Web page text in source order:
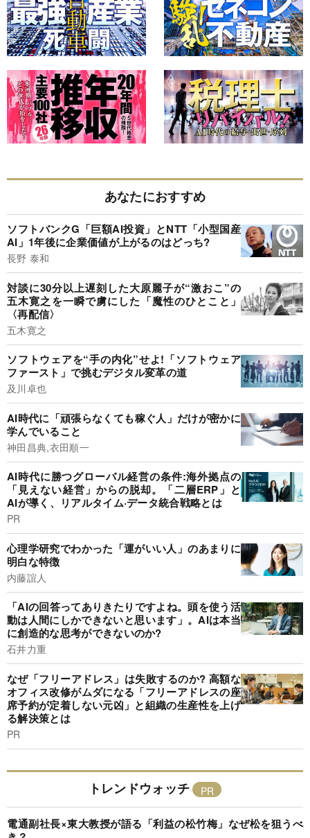
あなたにおすすめ
ソフトバンクG「巨額AI投資」とNTT「小型国産
AI」1年後に企業価値が上がるのはどっち?
長野 泰和
対談に30分以上遅刻した大原麗子が“激おこ”の
五木寛之を一瞬で虜にした「魔性のひとこと」
〈再配信〉
五木寛之
ソフトウェアを“手の内化”せよ!「ソフトウェア
ファースト」で挑むデジタル変革の道
及川卓也
AI時代に「頑張らなくても稼ぐ人」だけが密かに
学んでいること
神田昌典,衣田順一
AI時代に勝つグローバル経営の条件:海外拠点の
「見えない経営」からの脱却。「二層ERP」と
AIが導く、リアルタイム·データ統合戦略とは
PR
心理学研究でわかった「運がいい人」のあまりに
明白な特徴
内藤誼人
「AIの回答ってありきたりですよね。頭を使う活
動は人間にしかできないと思います」。AIは本当
に創造的な思考ができないのか?
石井力重
なぜ「フリーアドレス」は失敗するのか? 高額な
オフィス改修がムダになる「フリーアドレスの座
席予約が定着しない元凶」と組織の生産性を上げ
る解決策とは
PR
トレンドウォッチ
電通副社長×東大教授が語る「利益の松竹梅」なぜ松を狙うべ